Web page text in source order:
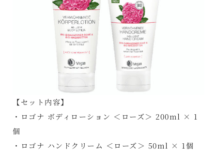
【セット内容】
・ロゴナ ボディローション ＜ローズ＞ 200ml × 1
個
・ロゴナ ハンドクリーム ＜ローズ＞ 50ml × 1個